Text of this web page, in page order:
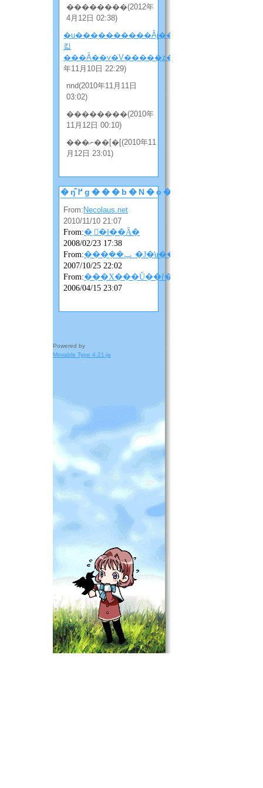
��������(2012年
4月12日 02:38)
�u���̖�������Ȃɉ����
킯
���Ȃ��v�V�����z���̂Q
年11月10日 22:29)
nnd(2010年11月11日
03:02)
��������(2010年
11月12日 00:10)
���ނ��[�[(2010年11
月12日 23:01)
�ŋ߂̃g���b�N�o�b�N
From: Necolaus.net
2010/11/10 21:07
From:
�܂񂴂�ł��Ȃ�
2008/02/23 17:38
From:
���݂��ݐ_�J�̓ʉ��ɂ��ɂ��
2007/10/25 22:02
From:���X���Ǔ��ȓ��L
2006/04/15 23:07
Powered by
Movable Type 4.21-ja